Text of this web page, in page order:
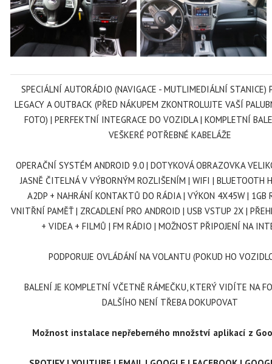
SPECIÁLNÍ AUTORÁDIO (NAVIGACE - MUTLIMEDIÁLNÍ STANICE)
LEGACY A OUTBACK (PŘED NÁKUPEM ZKONTROLUJTE VAŠÍ
FOTO) | PERFEKTNÍ INTEGRACE DO VOZIDLA | KOMPLETNÍ
VEŠKERÉ POTŘEBNÉ KABELÁŽE
OPERAČNÍ SYSTÉM ANDROID 9.0 | DOTYKOVÁ OBRAZOVKA
JASNĚ ČITELNÁ V VÝBORNÝM ROZLIŠENÍM | WIFI | BLUETOOTH
A2DP + NAHRÁNÍ KONTAKTŮ DO RÁDIA | VÝKON 4X45W | 1GB
VNITŘNÍ PAMĚŤ | ZRCADLENÍ PRO ANDROID | USB VSTUP 2X |
+ VIDEA + FILMŮ | FM RÁDIO | MOŽNOST PŘIPOJENÍ NA
PODPORUJE OVLÁDÁNÍ NA VOLANTU (POKUD HO
BALENÍ JE KOMPLETNÍ VČETNĚ RÁMEČKU, KTERÝ VIDÍTE NA
DALŠÍHO NENÍ TŘEBA DOKUPOVAT
Možnost instalace nepřeberného množství aplikací z